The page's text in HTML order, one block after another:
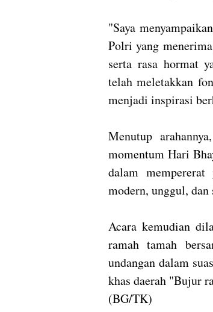
​"Saya
Polri yang
serta rasa hormat
telah meletakkan
menjadi inspirasi
​Menutup
momentum Hari
dalam
modern, unggul, dan
​Acara kemudian
ramah tamah
undangan dalam
khas daerah "Bujur
(BG/TK)